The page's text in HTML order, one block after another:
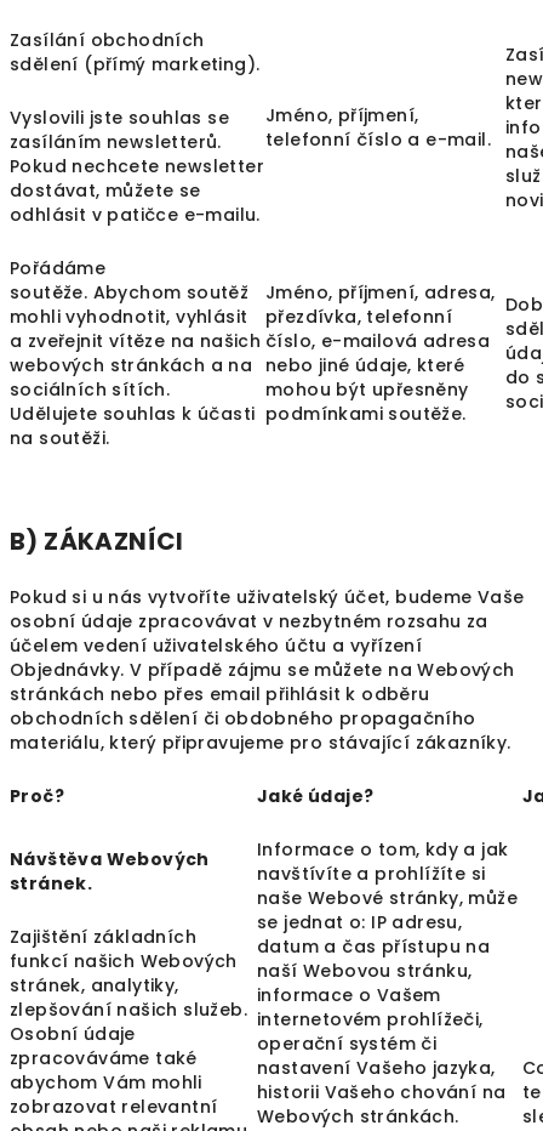
Zasílání obchodních
sdělení (přímý marketing).
Vyslovili jste souhlas se
zasíláním newsletterů.
Pokud nechcete newsletter
dostávat, můžete se
odhlásit v patičce e-mailu.
Jméno, příjmení,
telefonní číslo a e-mail.
Pořádáme
soutěže. Abychom soutěž
mohli vyhodnotit, vyhlásit
a zveřejnit vítěze na našich
webových stránkách a na
sociálních sítích.
Udělujete souhlas k účasti
na soutěži.
Jméno, příjmení, adresa,
přezdívka, telefonní
číslo, e-mailová adresa
nebo jiné údaje, které
mohou být upřesněny
podmínkami soutěže.
do
B) ZÁKAZNÍCI
Pokud si u nás vytvoříte uživatelský účet, budeme Vaše
osobní údaje zpracovávat v nezbytném rozsahu za
účelem vedení uživatelského účtu a vyřízení
Objednávky. V případě zájmu se můžete na Webových
stránkách nebo přes email přihlásit k odběru
obchodních sdělení či obdobného propagačního
materiálu, který připravujeme pro stávající zákazníky.
Proč? Jaké údaje?
Návštěva Webových
stránek.
Zajištění základních
funkcí našich Webových
stránek, analytiky,
zlepšování našich služeb.
Osobní údaje
zpracováváme také
abychom Vám mohli
zobrazovat relevantní
Informace o tom, kdy a jak
navštívíte a prohlížíte si
naše Webové stránky, může
se jednat o: IP adresu,
datum a čas přístupu na
naší Webovou stránku,
informace o Vašem
internetovém prohlížeči,
operační systém či
nastavení Vašeho jazyka,
historii Vašeho chování na
Webových stránkách.